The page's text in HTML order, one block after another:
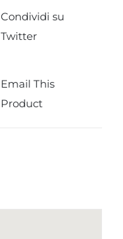
Condividi su
Twitter
Email This
Product